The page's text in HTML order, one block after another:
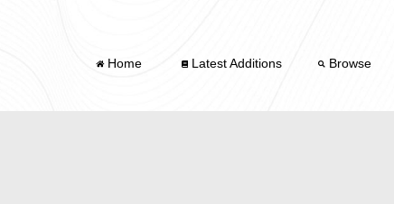
Home Latest Additions Browse